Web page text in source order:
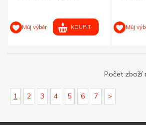
Můj výběr KOUPIT Můj
Počet zboží
1 2 3 4 5 6 7 >